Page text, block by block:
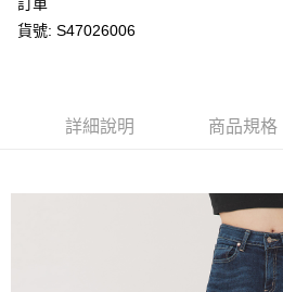
２．關於個人資料處理事宜，請瀏覽以下網址
https://aftee.tw/terms/#terms3
時審查核予不同之上限額度；若仍有額度不
每筆NT$80，滿NT$1,200(含以上)免運
貨號: S47026006
詳細說明 商品規格